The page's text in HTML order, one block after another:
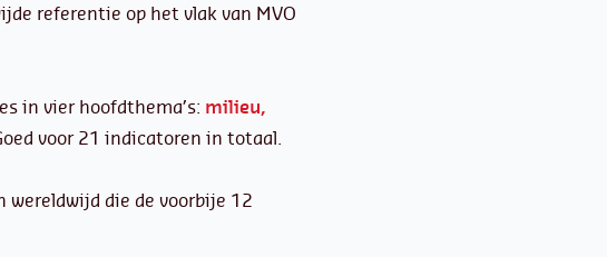
referentie op het vlak van MVO
in vier hoofdthema’s: milieu,
voor 21 indicatoren in totaal.
wereldwijd die de voorbije 12